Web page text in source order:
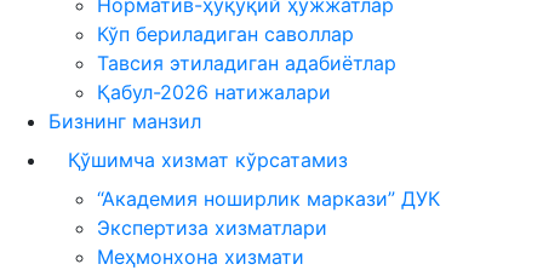
Норматив-ҳуқуқий ҳужжатлар
Кўп бериладиган саволлар
Тавсия этиладиган адабиётлар
Қабул-2026 натижалари
Бизнинг манзил
Қўшимча хизмат кўрсатамиз
“Академия ноширлик маркази” ДУК
Экспертиза хизматлари
Меҳмонхона хизмати